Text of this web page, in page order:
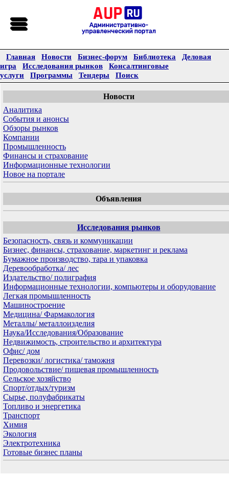
Главная Новости Бизнес-форум Библиотека
Деловая
игра
Исследования рынков
Консалтинговые
услуги
Программы Тендеры Поиск
Новости
Аналитика
События и анонсы
Обзоры рынков
Компании
Промышленность
Финансы и страхование
Информационные технологии
Новое на портале
Объявления
Исследования рынков
Безопасность, связь и коммуникации
Бизнес, финансы, страхование, маркетинг и реклама
Бумажное производство, тара и упаковка
Деревообработка/ лес
Издательство/ полиграфия
Информационные технологии, компьютеры и оборудование
Легкая промышленность
Машиностроение
Медицина/ Фармакология
Металлы/ металлоизделия
Наука/Исследования/Образование
Недвижимость, строительство и архитектура
Офис/ дом
Перевозки/ логистика/ таможня
Продовольствие/ пищевая промышленность
Сельское хозяйство
Спорт/отдых/туризм
Сырье, полуфабрикаты
Топливо и энергетика
Транспорт
Химия
Экология
Электротехника
Готовые бизнес планы